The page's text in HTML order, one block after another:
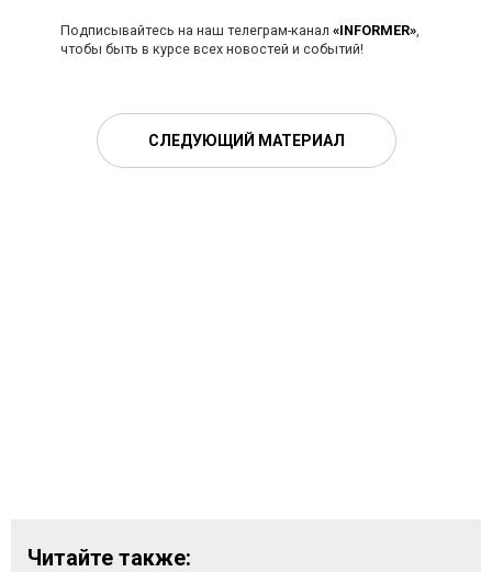
Подписывайтесь на наш телеграм-канал «INFORMER»,
чтобы быть в курсе всех новостей и событий!
СЛЕДУЮЩИЙ МАТЕРИАЛ
Читайте также: